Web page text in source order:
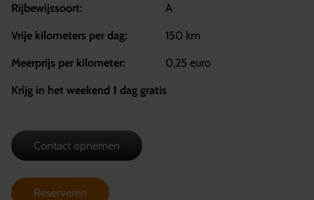
Rijbewijssoort: A
Vrije kilometers per dag: 150 km
Meerprijs per kilometer: 0,25 euro
Krijg in het weekend 1 dag gratis
Contact opnemen
Reserveren